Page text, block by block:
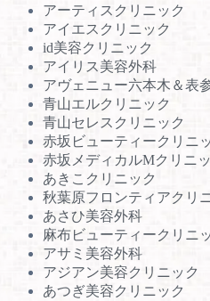
アーティスクリニック
アイエスクリニック
id美容クリニック
アイリス美容外科
アヴェニュー六本木＆表
青山エルクリニック
青山セレスクリニック
赤坂ビューティークリニ
赤坂メディカルMクリニ
あきこクリニック
秋葉原フロンティアクリ
あさひ美容外科
麻布ビューティークリニ
アサミ美容外科
アジアン美容クリニック
あつぎ美容クリニック